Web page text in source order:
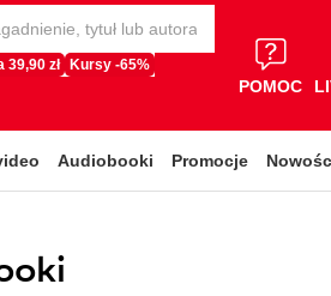
39,90 zł Kursy -65%
POMOC
Audiobooki Promocje